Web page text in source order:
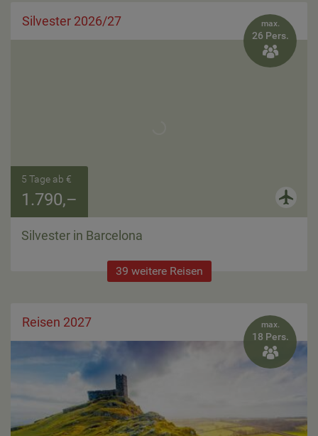
max.
26 Pers.

Silvester 2026/27
5 Tage ab €
1.790,–
Silvester in Barcelona
39 weitere Reisen
max.
18 Pers.

Reisen 2027